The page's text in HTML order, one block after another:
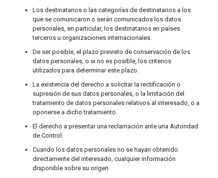
Los destinatarios o las categorías de destinatarios a los
que se comunicaron o serán comunicados los datos
personales, en particular, los destinatarios en países
terceros u organizaciones internacionales.
De ser posible, el plazo previsto de conservación de los
datos personales, o si no es posible, los criterios
utilizados para determinar este plazo.
La existencia del derecho a solicitar la rectificación o
supresión de sus datos personales, o la limitación del
tratamiento de datos personales relativos al interesado, o a
oponerse a dicho tratamiento.
El derecho a presentar una reclamación ante una Autoridad
de Control.
Cuando los datos personales no se hayan obtenido
directamente del interesado, cualquier información
disponible sobre su origen.